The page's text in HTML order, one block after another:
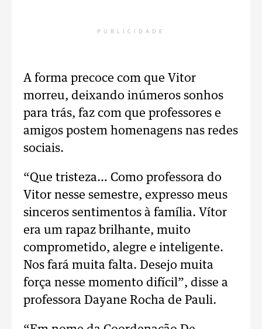
PUBLICIDADE
A forma precoce com que Vitor
morreu, deixando inúmeros sonhos
para trás, faz com que professores e
amigos postem homenagens nas redes
sociais.
“Que tristeza… Como professora do
Vitor nesse semestre, expresso meus
sinceros sentimentos à família. Vítor
era um rapaz brilhante, muito
comprometido, alegre e inteligente.
Nos fará muita falta. Desejo muita
força nesse momento difícil”, disse a
professora Dayane Rocha de Pauli.